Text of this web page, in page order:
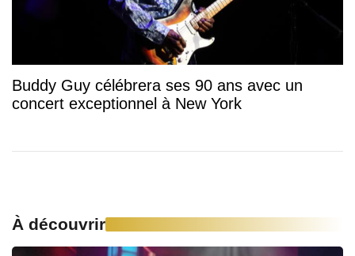
Buddy Guy célébrera ses 90 ans avec un
concert exceptionnel à New York
À découvrir